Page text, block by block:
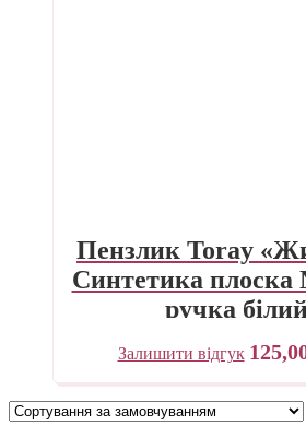
Пензлик Toray
Синтетика плоска
ручка
Залишити відгук